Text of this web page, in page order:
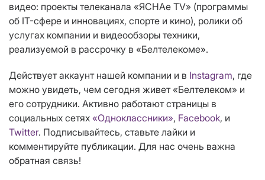
видео: проекты телеканала «ЯСНАе TV» (программы
об IT-сфере и инновациях, спорте и кино), ролики об
услугах компании и видеообзоры техники,
реализуемой в рассрочку в «Белтелекоме».
Действует аккаунт нашей компании и в Instagram, где
можно увидеть, чем сегодня живет «Белтелеком» и
его сотрудники. Активно работают страницы в
социальных сетях «Одноклассники», Facebook, и
Twitter. Подписывайтесь, ставьте лайки и
комментируйте публикации. Для нас очень важна
обратная связь!